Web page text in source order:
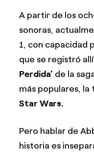
A partir de los
sonoras,
1, con capacidad
que se registró
Perdida’ de la
más populares, la
Star Wars.
Pero hablar de
historia es